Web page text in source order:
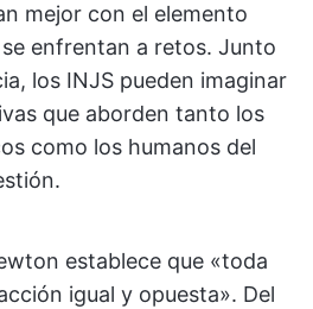
mejor con el elemento
enfrentan a retos. Junto
los INJS pueden imaginar
que aborden tanto los
como los humanos del
establece que «toda
igual y opuesta». Del